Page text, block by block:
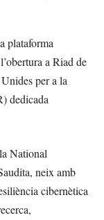
plataforma
a Riad de
per a la
dedicada
National
neix amb
cibernètica